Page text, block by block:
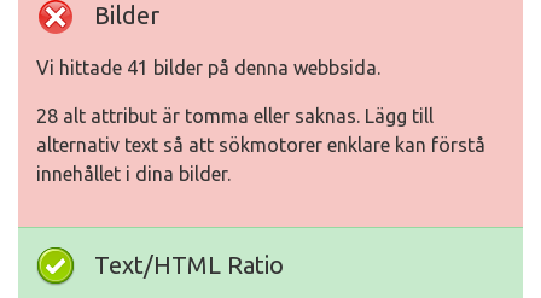
Bilder
Vi hittade 41 bilder på denna webbsida.
28 alt attribut är tomma eller saknas. Lägg till
alternativ text så att sökmotorer enklare kan förstå
innehållet i dina bilder.
Text/HTML Ratio